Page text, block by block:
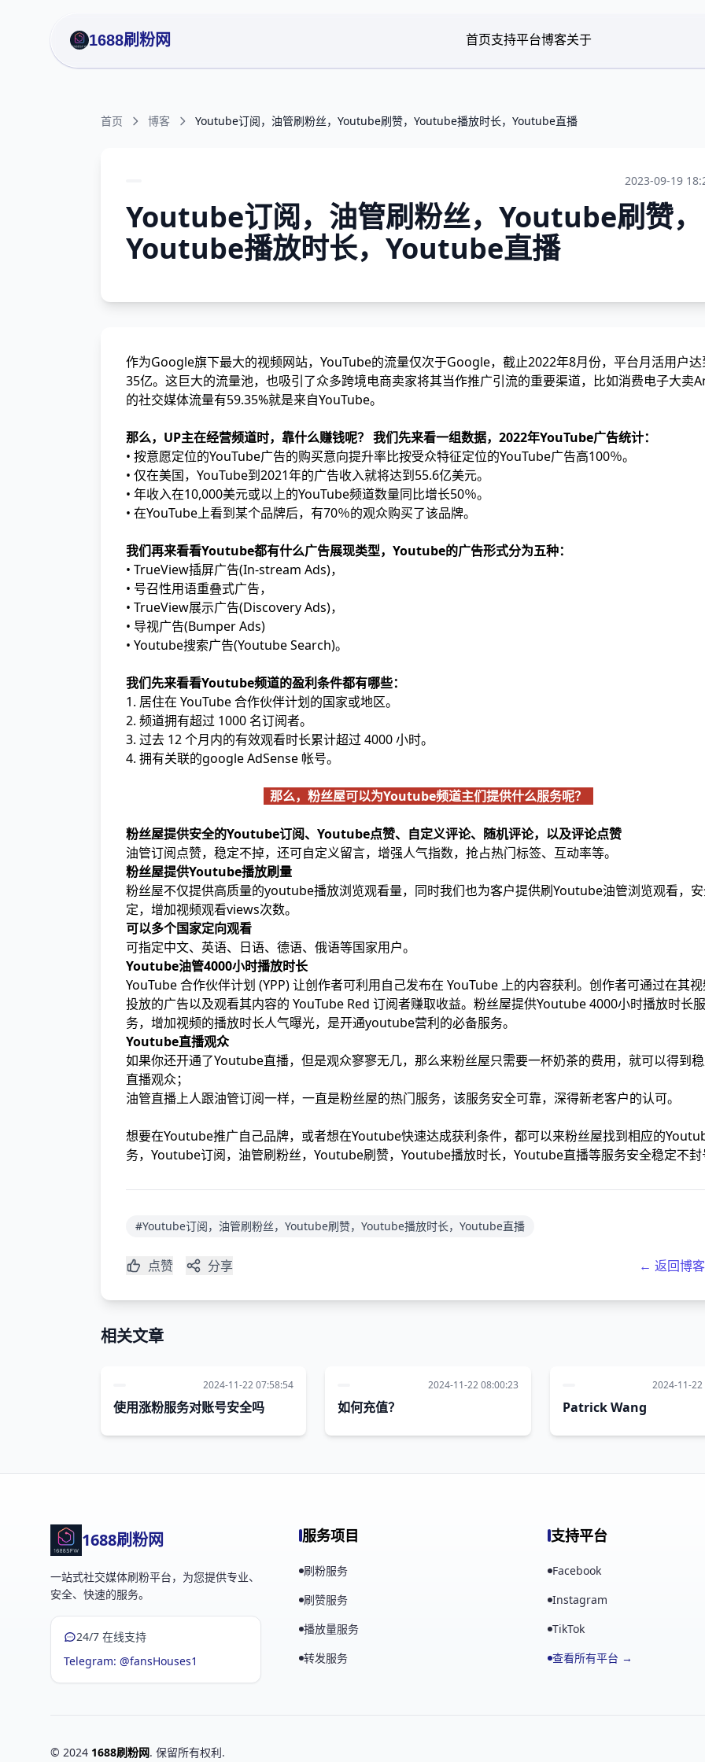
1688刷粉网 首页支持平台博客关于
首页 博客 Youtube订阅，油管刷粉丝，Youtube刷赞，Youtube播放时长，Youtube直播
2023-09-19
Youtube订阅，油管刷粉丝，Youtube刷赞，
Youtube播放时长，Youtube直播
作为Google旗下最大的视频网站，YouTube的流量仅次于Google，截止2022年8月份，平台月活用户达
35亿。这巨大的流量池，也吸引了众多跨境电商卖家将其当作推广引流的重要渠道，比如消费电子大卖
的社交媒体流量有59.35%就是来自YouTube。
那么，UP主在经营频道时，靠什么赚钱呢？ 我们先来看一组数据，2022年YouTube广告统计：
• 按意愿定位的YouTube广告的购买意向提升率比按受众特征定位的YouTube广告高100％。
• 仅在美国，YouTube到2021年的广告收入就将达到55.6亿美元。
• 年收入在10,000美元或以上的YouTube频道数量同比增长50％。
• 在YouTube上看到某个品牌后，有70％的观众购买了该品牌。
我们再来看看Youtube都有什么广告展现类型，Youtube的广告形式分为五种：
• TrueView插屏广告(In-stream Ads)，
• 号召性用语重叠式广告，
• TrueView展示广告(Discovery Ads)，
• 导视广告(Bumper Ads)
• Youtube搜索广告(Youtube Search)。
我们先来看看Youtube频道的盈利条件都有哪些：
1. 居住在 YouTube 合作伙伴计划的国家或地区。
2. 频道拥有超过 1000 名订阅者。
3. 过去 12 个月内的有效观看时长累计超过 4000 小时。
4. 拥有关联的google AdSense 帐号。
那么，粉丝屋可以为Youtube频道主们提供什么服务呢？
粉丝屋提供安全的Youtube订阅、Youtube点赞、自定义评论、随机评论，以及评论点赞
油管订阅点赞，稳定不掉，还可自定义留言，增强人气指数，抢占热门标签、互动率等。
粉丝屋提供Youtube播放刷量
粉丝屋不仅提供高质量的youtube播放浏览观看量，同时我们也为客户提供刷Youtube油管浏览观看，
定，增加视频观看views次数。
可以多个国家定向观看
可指定中文、英语、日语、德语、俄语等国家用户。
Youtube油管4000小时播放时长
YouTube 合作伙伴计划 (YPP) 让创作者可利用自己发布在 YouTube 上的内容获利。创作者可通过在其
投放的广告以及观看其内容的 YouTube Red 订阅者赚取收益。粉丝屋提供Youtube 4000小时播放时长服
务，增加视频的播放时长人气曝光，是开通youtube营利的必备服务。
Youtube直播观众
如果你还开通了Youtube直播，但是观众寥寥无几，那么来粉丝屋只需要一杯奶茶的费用，就可以得到
直播观众；
油管直播上人跟油管订阅一样，一直是粉丝屋的热门服务，该服务安全可靠，深得新老客户的认可。
想要在Youtube推广自己品牌，或者想在Youtube快速达成获利条件，都可以来粉丝屋找到相应的
务，Youtube订阅，油管刷粉丝，Youtube刷赞，Youtube播放时长，Youtube直播等服务安全稳定不封
#Youtube订阅，油管刷粉丝，Youtube刷赞，Youtube播放时长，Youtube直播
点赞 分享 ← 返回博
相关文章
2024-11-22 07:58:54
使用涨粉服务对账号安全吗
2024-11-22 08:00:23
如何充值？
2024-11-22
Patrick Wang
1688刷粉网
一站式社交媒体刷粉平台，为您提供专业、
安全、快速的服务。
24/7 在线支持
Telegram: @fansHouses1
服务项目
刷粉服务
刷赞服务
播放量服务
转发服务
支持平台
Facebook
Instagram
TikTok
查看所有平台 →
© 2024 1688刷粉网. 保留所有权利.